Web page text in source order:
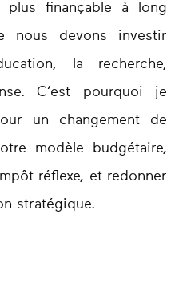
plus finançable à long
nous devons investir
la recherche,
C’est pourquoi je
un changement de
modèle budgétaire,
réflexe, et redonner
stratégique.